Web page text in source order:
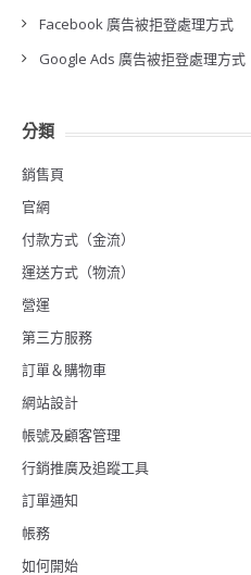
Facebook 廣告被拒登處理方式
Google Ads 廣告被拒登處理方式
分類
銷售頁
官網
付款方式（金流）
運送方式（物流）
營運
第三方服務
訂單＆購物車
網站設計
帳號及顧客管理
行銷推廣及追蹤工具
訂單通知
帳務
如何開始